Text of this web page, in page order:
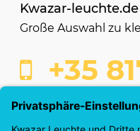
Kwazar-leuchte.de
Große Auswahl zu
+35